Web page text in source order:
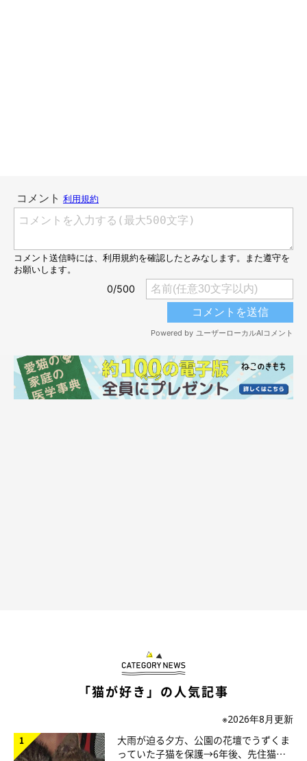
ボコたんの「無理やり真ん中に入れられた感」は否めませんが、
綺麗なフォーメーション…！
くそう…あとソラとポポロンがいればなぁ…
「猫が好き」の人気記事
※2026年8月更新
大雨が迫る夕方、公園の花壇でうずくま
っていた子猫を保護→6年後、先住猫